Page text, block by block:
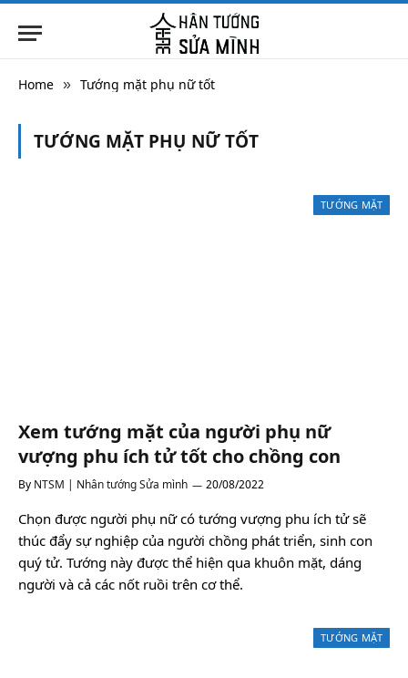
Home » Tướng mặt phụ nữ tốt
TƯỚNG MẶT PHỤ NỮ TỐT
TƯỚNG MẶT
Xem tướng mặt của người phụ nữ
vượng phu ích tử tốt cho chồng con
By NTSM | Nhân tướng Sửa mình 20/08/2022
Chọn được người phụ nữ có tướng vượng phu ích tử sẽ
thúc đẩy sự nghiệp của người chồng phát triển, sinh con
quý tử. Tướng này được thể hiện qua khuôn mặt, dáng
người và cả các nốt ruồi trên cơ thể.
TƯỚNG MẶT